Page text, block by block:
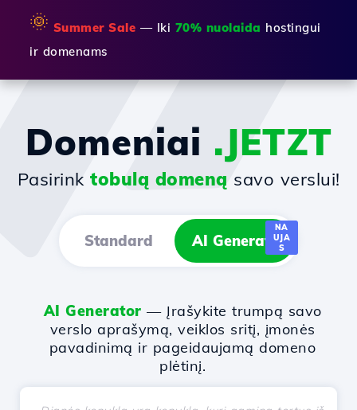
🌞 Summer Sale — Iki 70% nuolaida hostingui
ir domenams
Domeniai .JETZT
Pasirink tobulą domeną savo verslui!
Standard AI Generator
NA
UJA
S
AI Generator — Įrašykite trumpą savo
verslo aprašymą, veiklos sritį, įmonės
pavadinimą ir pageidaujamą domeno
plėtinį.